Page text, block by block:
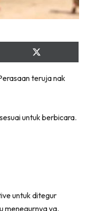
Share
on
(Twitter)
teruja nak
untuk berbicara.
untuk ditegur
menegurnya ya.